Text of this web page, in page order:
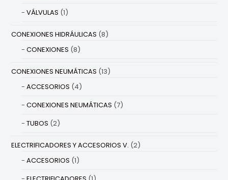
VÁLVULAS (1)
CONEXIONES HIDRÁULICAS (8)
CONEXIONES (8)
CONEXIONES NEUMÁTICAS (13)
ACCESORIOS (4)
CONEXIONES NEUMÁTICAS (7)
TUBOS (2)
ELECTRIFICADORES Y ACCESORIOS V. (2)
ACCESORIOS (1)